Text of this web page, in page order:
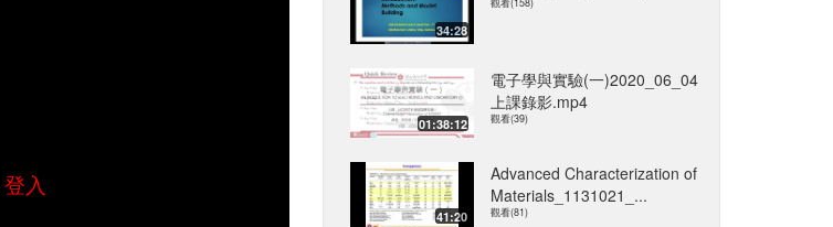
登入
34:28
01:38:12
電子學與實驗(一)2020_06_04
上課錄影.mp4
觀看(39)
41:20
Advanced Characterization of
Materials_1131021_...
觀看(81)